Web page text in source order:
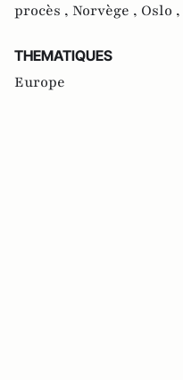
procès , Norvège , Oslo ,
THEMATIQUES
Europe